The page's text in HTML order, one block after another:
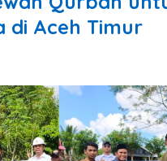
di Aceh Timur